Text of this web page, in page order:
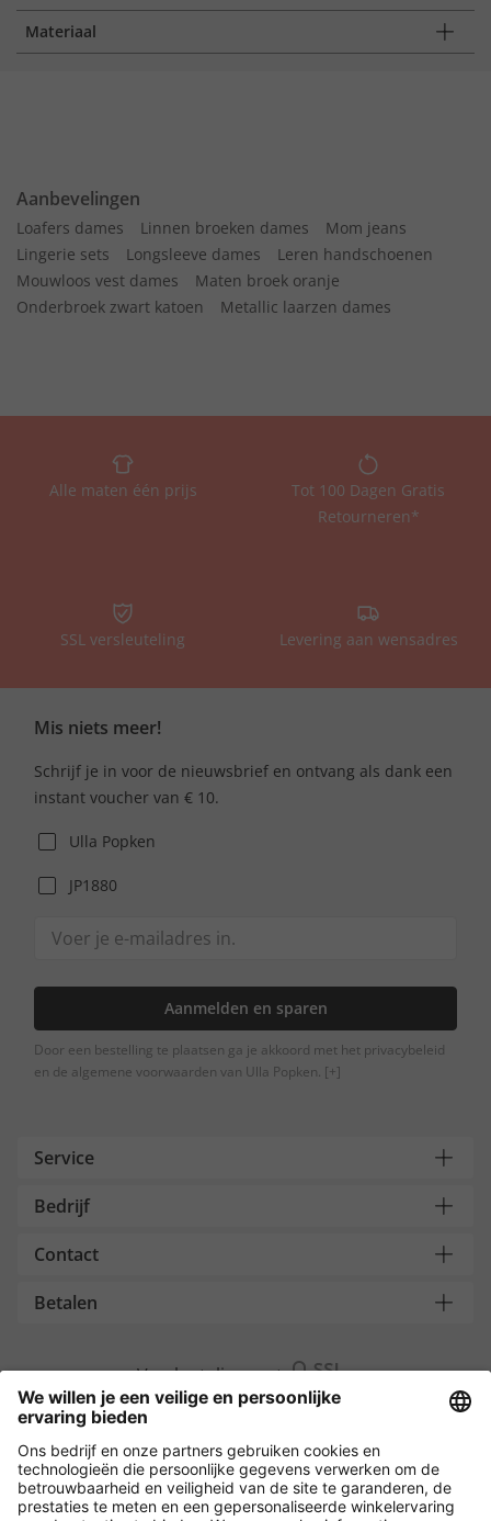
Materiaal
Aanbevelingen
Loafers dames Linnen broeken dames
Mom jeans
Lingerie sets
Longsleeve dames
Leren handschoenen
Mouwloos vest dames
Maten broek oranje
Onderbroek zwart katoen
Metallic laarzen dames
Alle maten één prijs
Tot 100 Dagen Gratis
Retourneren*
SSL versleuteling Levering aan wensadres
Mis niets meer!
Schrijf je in voor de nieuwsbrief en ontvang als dank een
instant voucher van € 10.
Ulla Popken
JP1880
Aanmelden en sparen
Door een bestelling te plaatsen ga je akkoord met het privacybeleid
en de algemene voorwaarden van Ulla Popken. [+]
Service
Bedrijf
Contact
Betalen
Versleuteling met
Overige webwinkels
België